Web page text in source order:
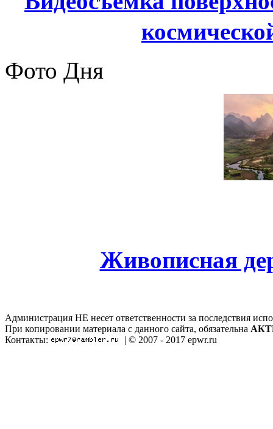
Фото Дня
Живописная
Администрация НЕ несет ответственности за последствия
При копировании материала с данного сайта, обязательна
Контакты:
| © 2007 - 2017 epwr.ru